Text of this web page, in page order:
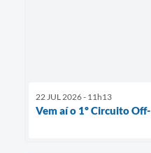
22 JUL 2026 - 11h13
Vem aí o 1º Circuito